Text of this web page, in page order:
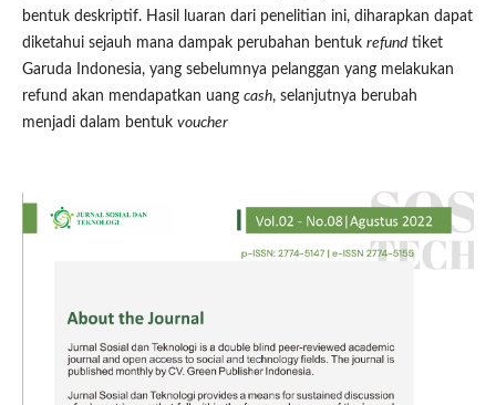
bentuk deskriptif. Hasil luaran dari penelitian ini, diharapkan dapat
diketahui sejauh mana dampak perubahan bentuk refundtiket
Garuda Indonesia, yang sebelumnya pelanggan yang melakukan
refund akan mendapatkan uang cash, selanjutnya berubah
menjadi dalam bentuk voucher